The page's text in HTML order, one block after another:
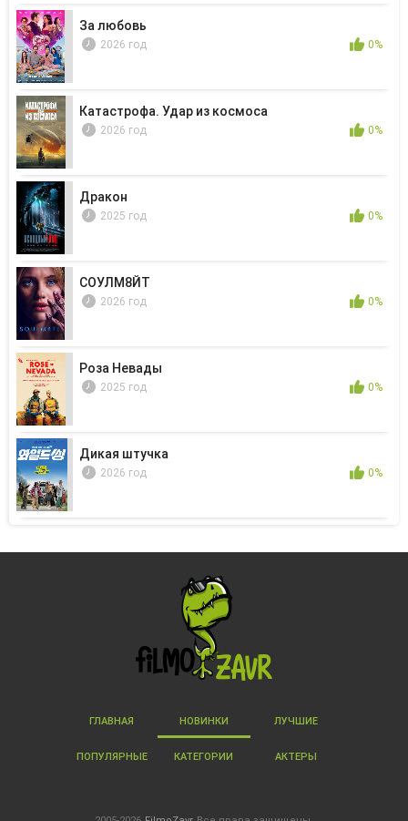
За любовь
2026 год 0%
Катастрофа. Удар из космоса
2026 год 0%
Дракон
2025 год 0%
СОУЛМ8ЙТ
2026 год 0%
Роза Невады
2025 год 0%
Дикая штучка
2026 год 0%
ГЛАВНАЯ НОВИНКИ ЛУЧШИЕ
ПОПУЛЯРНЫЕ КАТЕГОРИИ АКТЕРЫ